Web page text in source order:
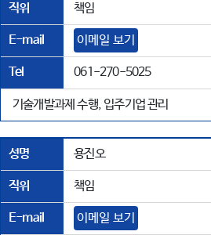
직위 책임
E-mail 이메일 보기
Tel 061-270-5025
기술개발과제 수행, 입주기업 관리
성명 용진오
직위 책임
E-mail 이메일 보기